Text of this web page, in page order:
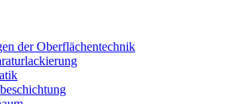
der Oberflächentechnik